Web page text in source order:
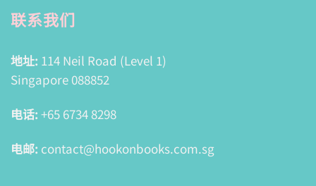
联系我们
地址: 114 Neil Road (Level 1)
Singapore 088852
电话: +65 6734 8298
电邮: contact@hookonbooks.com.sg